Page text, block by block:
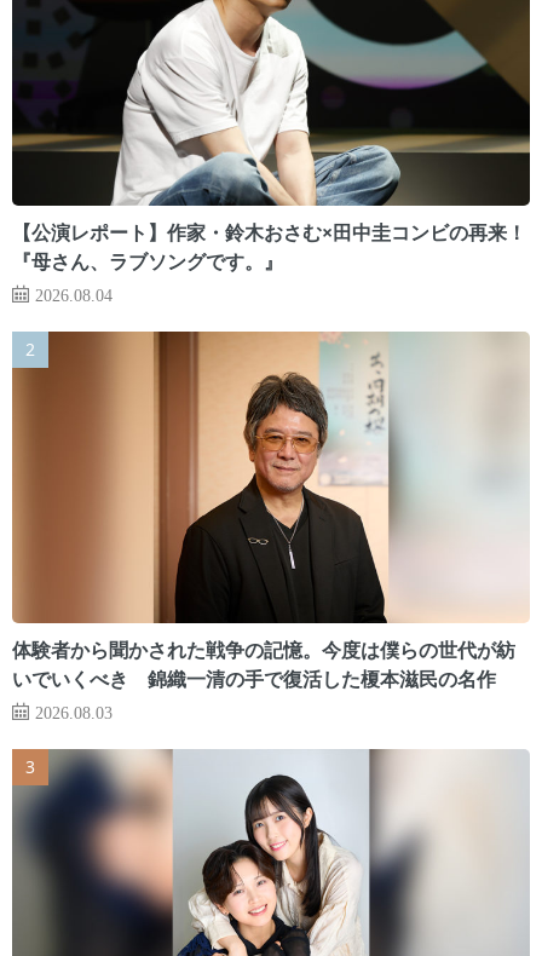
【公演レポート】作家・鈴木おさむ×田中圭コンビの再来！
『母さん、ラブソングです。』
2026.08.04
体験者から聞かされた戦争の記憶。今度は僕らの世代が紡
いでいくべき 錦織一清の手で復活した榎本滋民の名作
2026.08.03